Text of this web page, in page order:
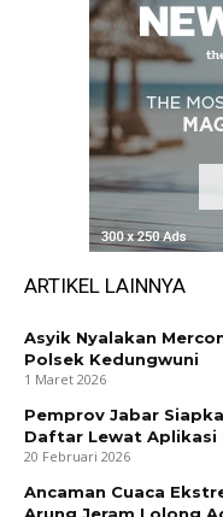
ARTIKEL LAINNYA
Asyik Nyalakan
Polsek Kedungwuni
1 Maret 2026
Pemprov Jabar
Daftar Lewat Aplikasi
20 Februari 2026
Ancaman Cuaca